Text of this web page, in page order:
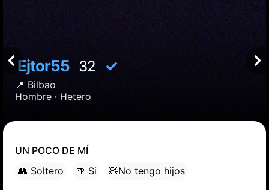
Ejtor55 32 ✓
📍 Bilbao
Hombre · Hetero
UN POCO DE MÍ
👥 Soltero
🍺 Si 🧸No tengo hijos